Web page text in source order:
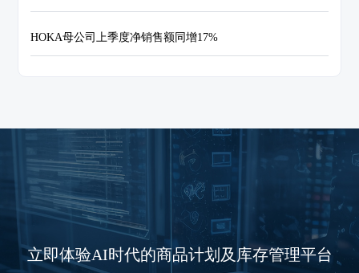
HOKA母公司上季度净销售额同增17%
立即体验AI时代的商品计划及库存管理平台